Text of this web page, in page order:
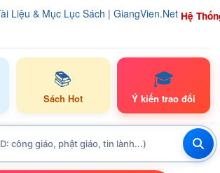
Hệ
📚
Sách Hot
🎓
Ý kiến trao đổi